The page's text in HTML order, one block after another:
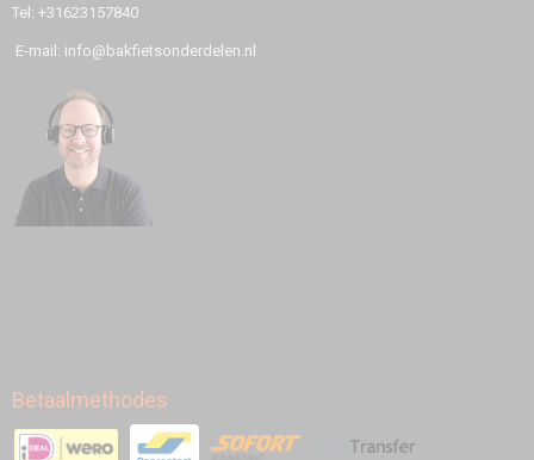
Tel: +31623157840
E-mail: info@bakfietsonderdelen.nl
Betaalmethodes